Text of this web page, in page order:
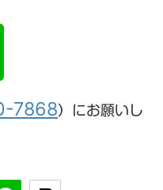
7868）にお願いし